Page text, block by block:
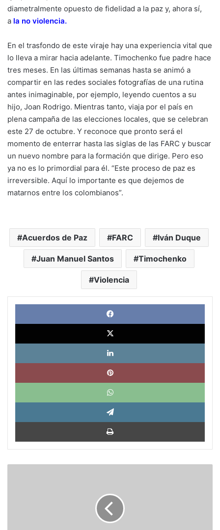
diametralmente opuesto de fidelidad a la paz y, ahora sí,
a la no violencia.
En el trasfondo de este viraje hay una experiencia vital que
lo lleva a mirar hacia adelante. Timochenko fue padre hace
tres meses. En las últimas semanas hasta se animó a
compartir en las redes sociales fotografías de una rutina
antes inimaginable, por ejemplo, leyendo cuentos a su
hijo, Joan Rodrigo. Mientras tanto, viaja por el país en
plena campaña de las elecciones locales, que se celebran
este 27 de octubre. Y reconoce que pronto será el
momento de enterrar hasta las siglas de las FARC y buscar
un nuevo nombre para la formación que dirige. Pero eso
ya no es lo primordial para él. “Este proceso de paz es
irreversible. Aquí lo importante es que dejemos de
matarnos entre los colombianos”.
Acuerdos de Paz FARC Iván Duque
Juan Manuel Santos Timochenko
Violencia
X